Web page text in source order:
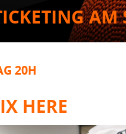
AM
20H
HERE